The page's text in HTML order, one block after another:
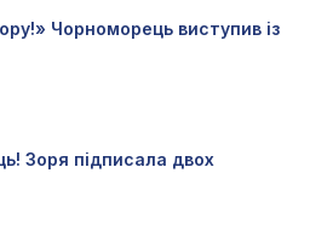
Чорноморець виступив із
Зоря підписала двох